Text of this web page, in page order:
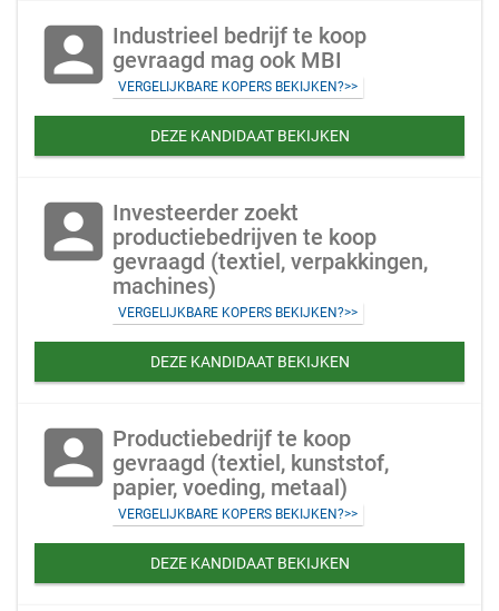
account_box Industrieel bedrijf te koop
gevraagd mag ook MBI
VERGELIJKBARE KOPERS BEKIJKEN?>>
DEZE KANDIDAAT BEKIJKEN
account_box Investeerder zoekt
productiebedrijven te koop
gevraagd (textiel, verpakkingen,
machines)
VERGELIJKBARE KOPERS BEKIJKEN?>>
DEZE KANDIDAAT BEKIJKEN
account_box Productiebedrijf te koop
gevraagd (textiel, kunststof,
papier, voeding, metaal)
VERGELIJKBARE KOPERS BEKIJKEN?>>
DEZE KANDIDAAT BEKIJKEN